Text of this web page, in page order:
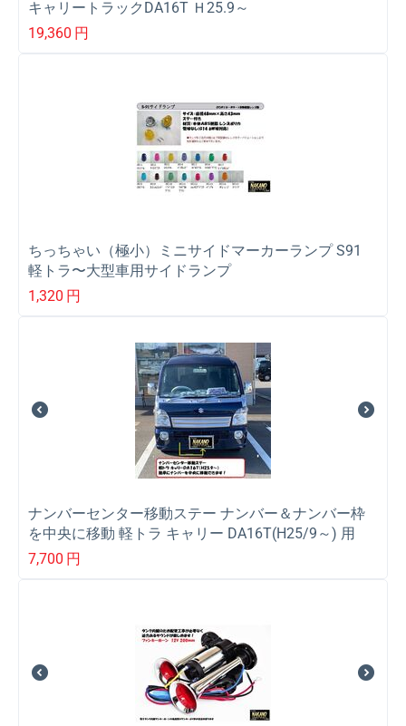
キャリートラックDA16T Ｈ25.9～
19,360 円
ちっちゃい（極小）ミニサイドマーカーランプ S91
軽トラ〜大型車用サイドランプ
1,320 円
ナンバーセンター移動ステー ナンバー＆ナンバー枠
を中央に移動 軽トラ キャリー DA16T(H25/9～) 用
7,700 円